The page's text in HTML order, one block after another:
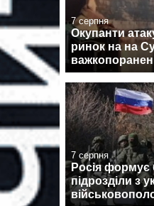
7 серпня
Окупанти
ринок на на
7 серпня
Росія формує
підрозділи з